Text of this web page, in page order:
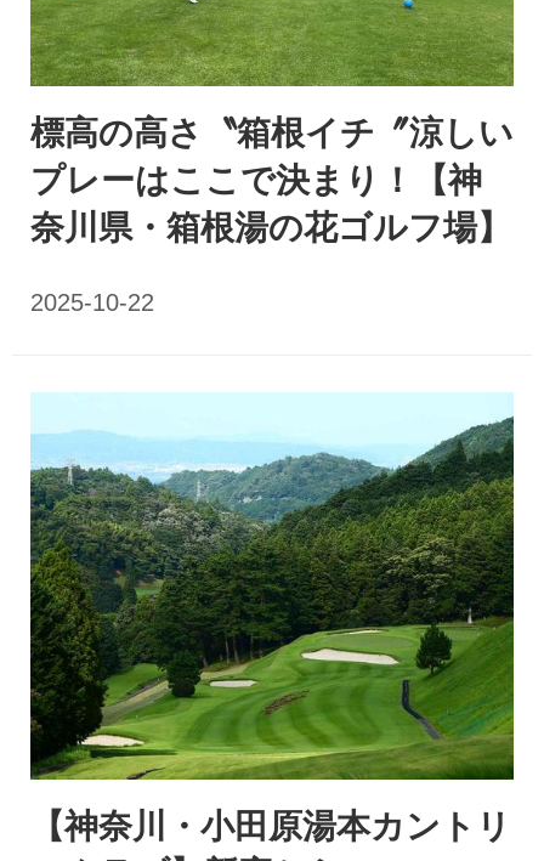
標高の高さ〝箱根イチ〞涼しい
プレーはここで決まり！【神
奈川県・箱根湯の花ゴルフ場】
【神奈川・小田原湯本カントリ